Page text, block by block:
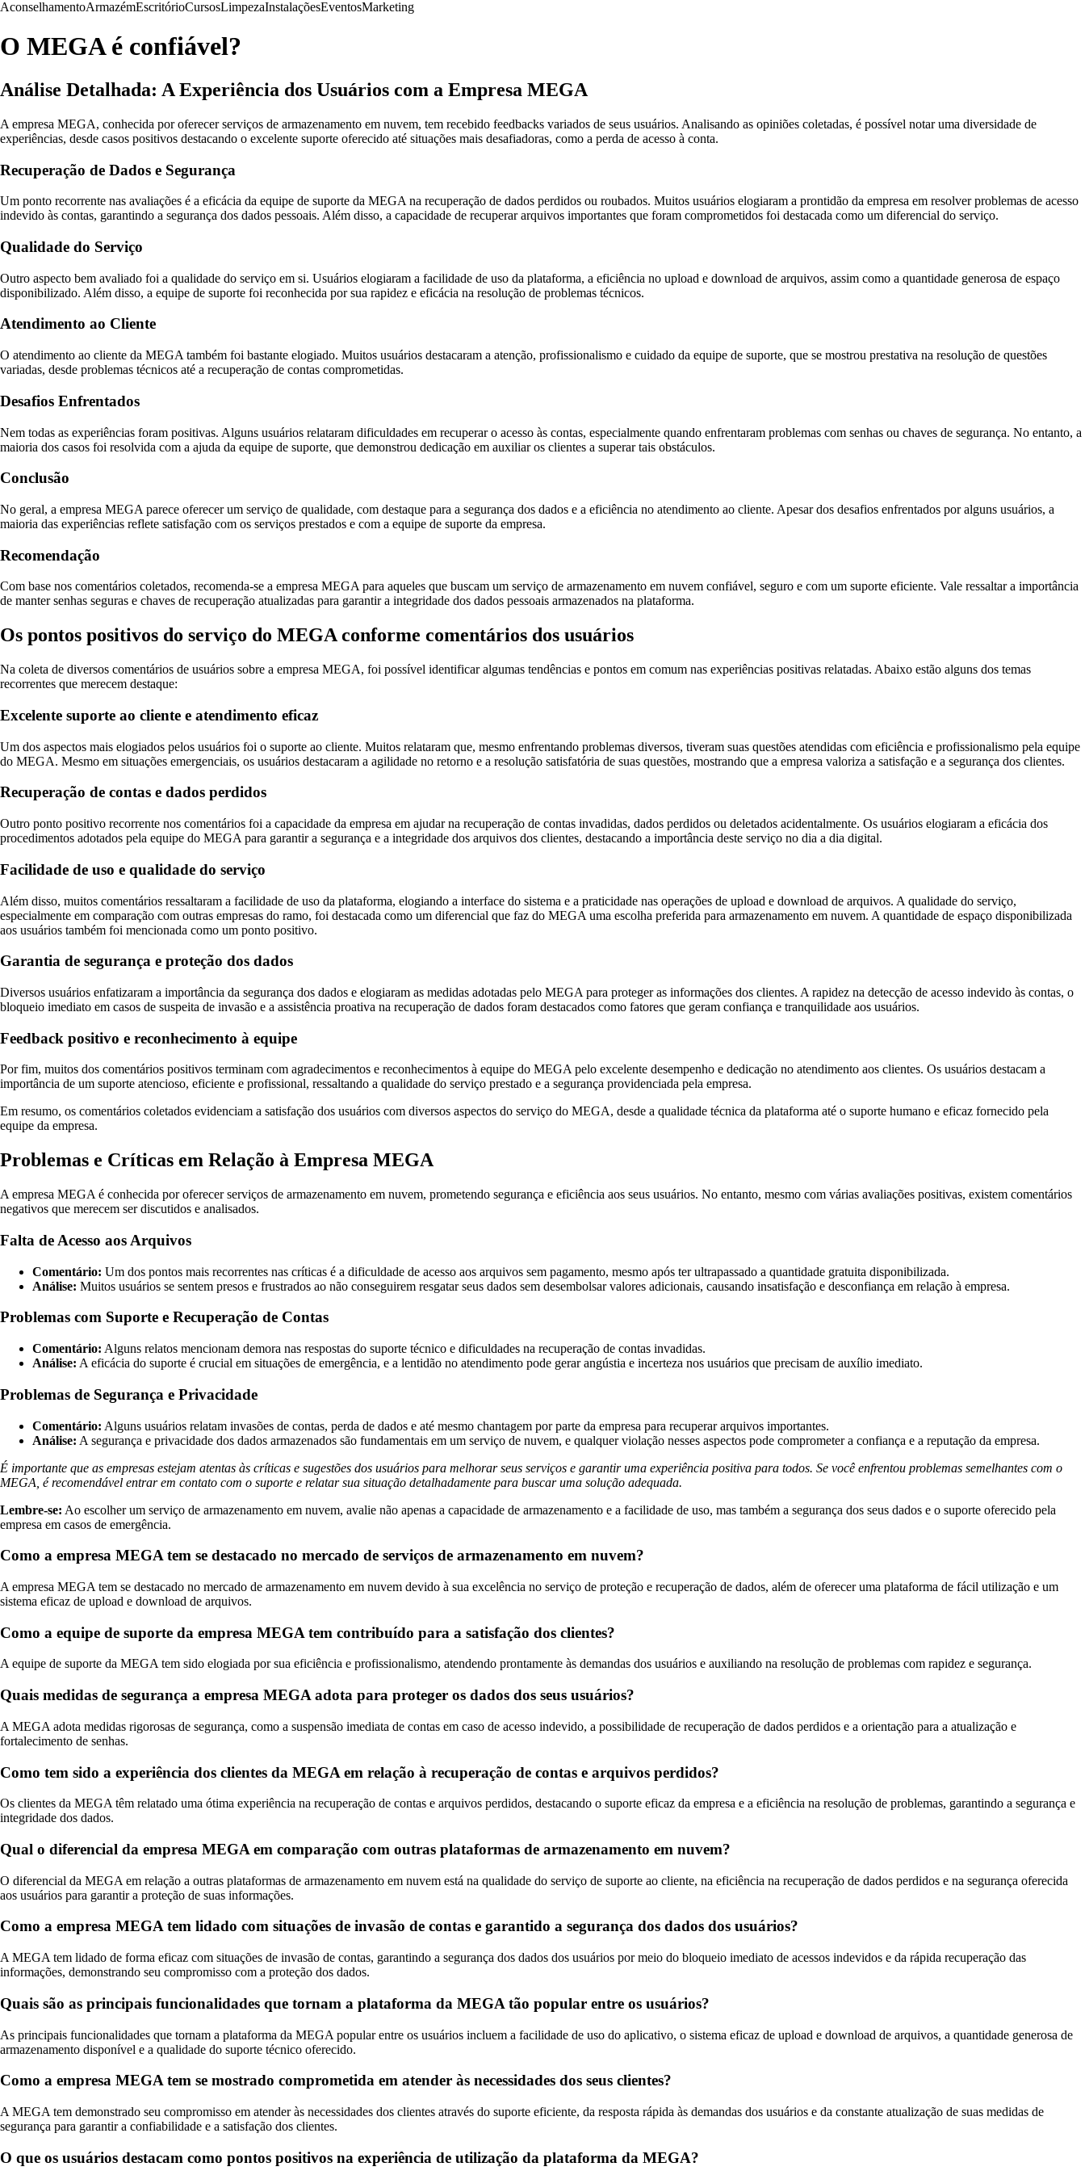
AconselhamentoArmazémEscritórioCursosLimpezaInstalaçõesEventosMarketing
O MEGA é confiável?
Análise Detalhada: A Experiência dos Usuários com a Empresa MEGA
A empresa MEGA, conhecida por oferecer serviços de armazenamento em nuvem, tem recebido feedbacks variados de seus usuários. Analisando as opiniões coletadas, é possível notar uma diversidade de
experiências, desde casos positivos destacando o excelente suporte oferecido até situações mais desafiadoras, como a perda de acesso à conta.
Recuperação de Dados e Segurança
Um ponto recorrente nas avaliações é a eficácia da equipe de suporte da MEGA na recuperação de dados perdidos ou roubados. Muitos usuários elogiaram a prontidão da empresa em resolver problemas de acesso
indevido às contas, garantindo a segurança dos dados pessoais. Além disso, a capacidade de recuperar arquivos importantes que foram comprometidos foi destacada como um diferencial do serviço.
Qualidade do Serviço
Outro aspecto bem avaliado foi a qualidade do serviço em si. Usuários elogiaram a facilidade de uso da plataforma, a eficiência no upload e download de arquivos, assim como a quantidade generosa de espaço
disponibilizado. Além disso, a equipe de suporte foi reconhecida por sua rapidez e eficácia na resolução de problemas técnicos.
Atendimento ao Cliente
O atendimento ao cliente da MEGA também foi bastante elogiado. Muitos usuários destacaram a atenção, profissionalismo e cuidado da equipe de suporte, que se mostrou prestativa na resolução de questões
variadas, desde problemas técnicos até a recuperação de contas comprometidas.
Desafios Enfrentados
Nem todas as experiências foram positivas. Alguns usuários relataram dificuldades em recuperar o acesso às contas, especialmente quando enfrentaram problemas com senhas ou chaves de segurança. No entanto, a
maioria dos casos foi resolvida com a ajuda da equipe de suporte, que demonstrou dedicação em auxiliar os clientes a superar tais obstáculos.
Conclusão
No geral, a empresa MEGA parece oferecer um serviço de qualidade, com destaque para a segurança dos dados e a eficiência no atendimento ao cliente. Apesar dos desafios enfrentados por alguns usuários, a
maioria das experiências reflete satisfação com os serviços prestados e com a equipe de suporte da empresa.
Recomendação
Com base nos comentários coletados, recomenda-se a empresa MEGA para aqueles que buscam um serviço de armazenamento em nuvem confiável, seguro e com um suporte eficiente. Vale ressaltar a importância
de manter senhas seguras e chaves de recuperação atualizadas para garantir a integridade dos dados pessoais armazenados na plataforma.
Os pontos positivos do serviço do MEGA conforme comentários dos usuários
Na coleta de diversos comentários de usuários sobre a empresa MEGA, foi possível identificar algumas tendências e pontos em comum nas experiências positivas relatadas. Abaixo estão alguns dos temas
recorrentes que merecem destaque:
Excelente suporte ao cliente e atendimento eficaz
Um dos aspectos mais elogiados pelos usuários foi o suporte ao cliente. Muitos relataram que, mesmo enfrentando problemas diversos, tiveram suas questões atendidas com eficiência e profissionalismo pela equipe
do MEGA. Mesmo em situações emergenciais, os usuários destacaram a agilidade no retorno e a resolução satisfatória de suas questões, mostrando que a empresa valoriza a satisfação e a segurança dos clientes.
Recuperação de contas e dados perdidos
Outro ponto positivo recorrente nos comentários foi a capacidade da empresa em ajudar na recuperação de contas invadidas, dados perdidos ou deletados acidentalmente. Os usuários elogiaram a eficácia dos
procedimentos adotados pela equipe do MEGA para garantir a segurança e a integridade dos arquivos dos clientes, destacando a importância deste serviço no dia a dia digital.
Facilidade de uso e qualidade do serviço
Além disso, muitos comentários ressaltaram a facilidade de uso da plataforma, elogiando a interface do sistema e a praticidade nas operações de upload e download de arquivos. A qualidade do serviço,
especialmente em comparação com outras empresas do ramo, foi destacada como um diferencial que faz do MEGA uma escolha preferida para armazenamento em nuvem. A quantidade de espaço disponibilizada
aos usuários também foi mencionada como um ponto positivo.
Garantia de segurança e proteção dos dados
Diversos usuários enfatizaram a importância da segurança dos dados e elogiaram as medidas adotadas pelo MEGA para proteger as informações dos clientes. A rapidez na detecção de acesso indevido às contas, o
bloqueio imediato em casos de suspeita de invasão e a assistência proativa na recuperação de dados foram destacados como fatores que geram confiança e tranquilidade aos usuários.
Feedback positivo e reconhecimento à equipe
Por fim, muitos dos comentários positivos terminam com agradecimentos e reconhecimentos à equipe do MEGA pelo excelente desempenho e dedicação no atendimento aos clientes. Os usuários destacam a
importância de um suporte atencioso, eficiente e profissional, ressaltando a qualidade do serviço prestado e a segurança providenciada pela empresa.
Em resumo, os comentários coletados evidenciam a satisfação dos usuários com diversos aspectos do serviço do MEGA, desde a qualidade técnica da plataforma até o suporte humano e eficaz fornecido pela
equipe da empresa.
Problemas e Críticas em Relação à Empresa MEGA
A empresa MEGA é conhecida por oferecer serviços de armazenamento em nuvem, prometendo segurança e eficiência aos seus usuários. No entanto, mesmo com várias avaliações positivas, existem comentários
negativos que merecem ser discutidos e analisados.
Falta de Acesso aos Arquivos
Comentário: Um dos pontos mais recorrentes nas críticas é a dificuldade de acesso aos arquivos sem pagamento, mesmo após ter ultrapassado a quantidade gratuita disponibilizada.
Análise: Muitos usuários se sentem presos e frustrados ao não conseguirem resgatar seus dados sem desembolsar valores adicionais, causando insatisfação e desconfiança em relação à empresa.
Problemas com Suporte e Recuperação de Contas
Comentário: Alguns relatos mencionam demora nas respostas do suporte técnico e dificuldades na recuperação de contas invadidas.
Análise: A eficácia do suporte é crucial em situações de emergência, e a lentidão no atendimento pode gerar angústia e incerteza nos usuários que precisam de auxílio imediato.
Problemas de Segurança e Privacidade
Comentário: Alguns usuários relatam invasões de contas, perda de dados e até mesmo chantagem por parte da empresa para recuperar arquivos importantes.
Análise: A segurança e privacidade dos dados armazenados são fundamentais em um serviço de nuvem, e qualquer violação nesses aspectos pode comprometer a confiança e a reputação da empresa.
É importante que as empresas estejam atentas às críticas e sugestões dos usuários para melhorar seus serviços e garantir uma experiência positiva para todos. Se você enfrentou problemas semelhantes com o
MEGA, é recomendável entrar em contato com o suporte e relatar sua situação detalhadamente para buscar uma solução adequada.
Lembre-se: Ao escolher um serviço de armazenamento em nuvem, avalie não apenas a capacidade de armazenamento e a facilidade de uso, mas também a segurança dos seus dados e o suporte oferecido pela
empresa em casos de emergência.
Como a empresa MEGA tem se destacado no mercado de serviços de armazenamento em nuvem?
A empresa MEGA tem se destacado no mercado de armazenamento em nuvem devido à sua excelência no serviço de proteção e recuperação de dados, além de oferecer uma plataforma de fácil utilização e um
sistema eficaz de upload e download de arquivos.
Como a equipe de suporte da empresa MEGA tem contribuído para a satisfação dos clientes?
A equipe de suporte da MEGA tem sido elogiada por sua eficiência e profissionalismo, atendendo prontamente às demandas dos usuários e auxiliando na resolução de problemas com rapidez e segurança.
Quais medidas de segurança a empresa MEGA adota para proteger os dados dos seus usuários?
A MEGA adota medidas rigorosas de segurança, como a suspensão imediata de contas em caso de acesso indevido, a possibilidade de recuperação de dados perdidos e a orientação para a atualização e
fortalecimento de senhas.
Como tem sido a experiência dos clientes da MEGA em relação à recuperação de contas e arquivos perdidos?
Os clientes da MEGA têm relatado uma ótima experiência na recuperação de contas e arquivos perdidos, destacando o suporte eficaz da empresa e a eficiência na resolução de problemas, garantindo a segurança e
integridade dos dados.
Qual o diferencial da empresa MEGA em comparação com outras plataformas de armazenamento em nuvem?
O diferencial da MEGA em relação a outras plataformas de armazenamento em nuvem está na qualidade do serviço de suporte ao cliente, na eficiência na recuperação de dados perdidos e na segurança oferecida
aos usuários para garantir a proteção de suas informações.
Como a empresa MEGA tem lidado com situações de invasão de contas e garantido a segurança dos dados dos usuários?
A MEGA tem lidado de forma eficaz com situações de invasão de contas, garantindo a segurança dos dados dos usuários por meio do bloqueio imediato de acessos indevidos e da rápida recuperação das
informações, demonstrando seu compromisso com a proteção dos dados.
Quais são as principais funcionalidades que tornam a plataforma da MEGA tão popular entre os usuários?
As principais funcionalidades que tornam a plataforma da MEGA popular entre os usuários incluem a facilidade de uso do aplicativo, o sistema eficaz de upload e download de arquivos, a quantidade generosa de
armazenamento disponível e a qualidade do suporte técnico oferecido.
Como a empresa MEGA tem se mostrado comprometida em atender às necessidades dos seus clientes?
A MEGA tem demonstrado seu compromisso em atender às necessidades dos clientes através do suporte eficiente, da resposta rápida às demandas dos usuários e da constante atualização de suas medidas de
segurança para garantir a confiabilidade e a satisfação dos clientes.
O que os usuários destacam como pontos positivos na experiência de utilização da plataforma da MEGA?